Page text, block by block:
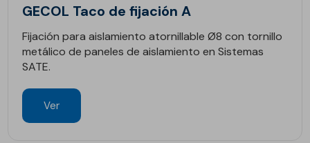
GECOL Taco de fijación A
Fijación para aislamiento atornillable Ø8 con tornillo
metálico de paneles de aislamiento en Sistemas
SATE.
Ver